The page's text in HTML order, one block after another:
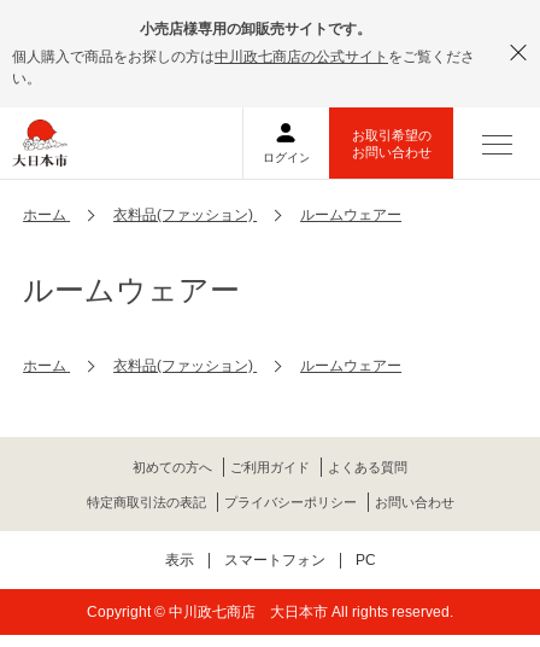
小売店様専用の卸販売サイトです。
個人購入で商品をお探しの方は中川政七商店の公式サイト をご覧くださ
い。
ホーム 衣料品(ファッション) ルームウェアー
ルームウェアー
ホーム 衣料品(ファッション) ルームウェアー
初めての方へ ご利用ガイド よくある質問
特定商取引法の表記 プライバシーポリシー お問い合わせ
表示 スマートフォン PC
Copyright © 中川政七商店 大日本市 All rights reserved.